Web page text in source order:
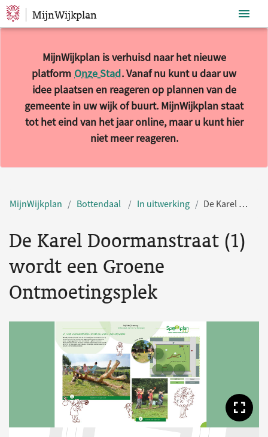
Sla navigatie over
MijnWijkplan
MijnWijkplan is verhuisd naar het nieuwe
platform Onze Stad. Vanaf nu kunt u daar uw
idee plaatsen en reageren op plannen van de
gemeente in uw wijk of buurt. MijnWijkplan staat
tot het eind van het jaar online, maar u kunt hier
niet meer reageren.
MijnWijkplan Bottendaal In uitwerking De Karel Doormanstraat (1) wordt een Groene Ontmoetingsplek
De Karel Doormanstraat (1)
wordt een Groene
Ontmoetingsplek